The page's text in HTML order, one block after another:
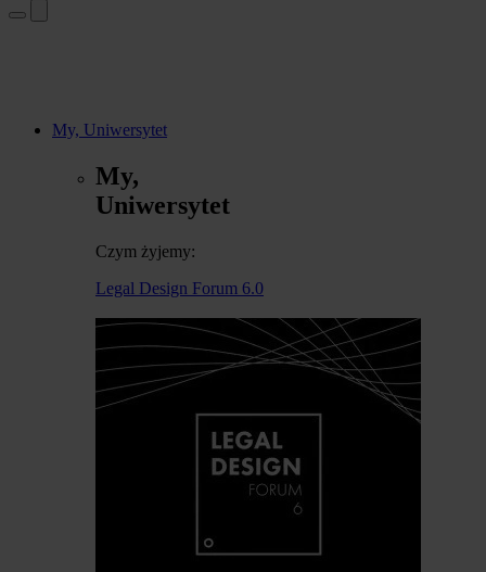
My, Uniwersytet
My,
Uniwersytet
Czym żyjemy:
Legal Design Forum 6.0